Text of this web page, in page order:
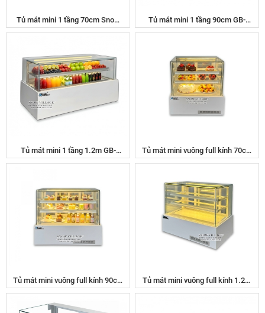
Tủ mát mini 1 tầng 70cm Snow
Village
Tủ mát mini 1 tầng 90cm GB-
120V.Z1 Snow Village
Tủ mát mini 1 tầng 1.2m GB-
1200V.Z1 Snow Village
Tủ mát mini vuông full kính 70cm
DG-100V
Tủ mát mini vuông full kính 90cm
DG-120V
Tủ mát mini vuông full kính 1.2m
DG-1200V